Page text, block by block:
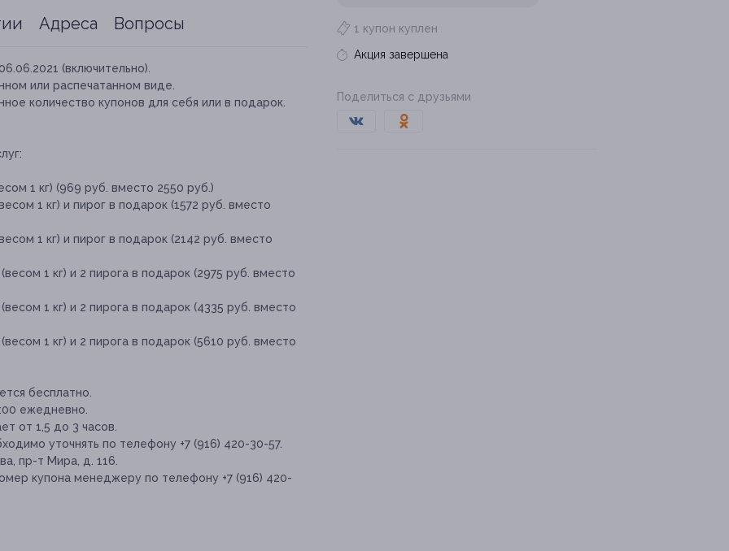
1 купон куплен
Акция завершена
Поделиться с друзьями
Адреса Вопросы
(включительно).
или распечатанном виде.
количество купонов для себя или в подарок.
1 кг) (969 руб. вместо 2550 руб.)
1 кг) и пирог в подарок (1572 руб. вместо
1 кг) и пирог в подарок (2142 руб. вместо
1 кг) и 2 пирога в подарок (2975 руб. вместо
1 кг) и 2 пирога в подарок (4335 руб. вместо
1 кг) и 2 пирога в подарок (5610 руб. вместо
бесплатно.
ежедневно.
от 1,5 до 3 часов.
уточнять по телефону +7 (916) 420-30-57.
пр-т Мира, д. 116.
купона менеджеру по телефону +7 (916) 420-